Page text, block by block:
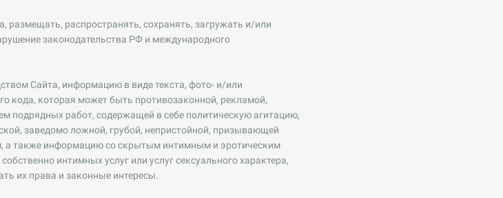
распространять, сохранять, загружать и/или
законодательства РФ и международного
Сайта, информацию в виде текста, фото- и/или
кода, которая может быть противозаконной, рекламой,
подрядных работ, содержащей в себе политическую агитацию,
заведомо ложной, грубой, непристойной, призывающей
а также информацию со скрытым интимным и эротическим
интимных услуг или услуг сексуального характера,
их права и законные интересы.